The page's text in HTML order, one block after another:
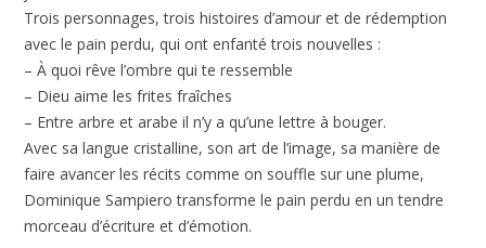
Trois personnages, trois histoires d’amour et de rédemption
avec le pain perdu, qui ont enfanté trois nouvelles :
– À quoi rêve l’ombre qui te ressemble
– Dieu aime les frites fraîches
– Entre arbre et arabe il n’y a qu’une lettre à bouger.
Avec sa langue cristalline, son art de l’image, sa manière de
faire avancer les récits comme on souffle sur une plume,
Dominique Sampiero transforme le pain perdu en un tendre
morceau d’écriture et d’émotion.